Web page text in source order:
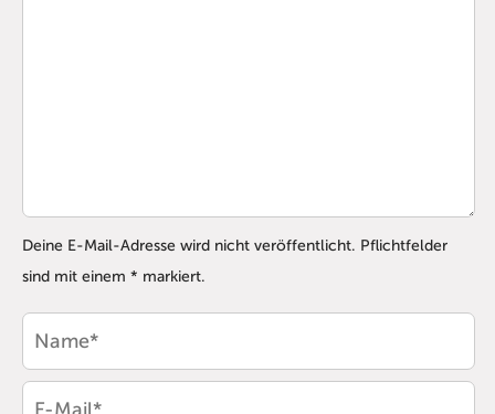
Deine E-Mail-Adresse wird nicht veröffentlicht. Pflichtfelder
sind mit einem * markiert.